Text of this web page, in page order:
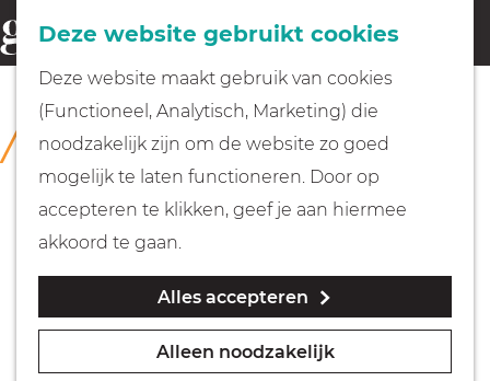
Deze website gebruikt cookies
Deze website maakt gebruik van cookies
(Functioneel, Analytisch, Marketing) die
noodzakelijk zijn om de website zo goed
mogelijk te laten functioneren. Door op
accepteren te klikken, geef je aan hiermee
akkoord te gaan.
Alles accepteren
Alleen noodzakelijk
G
a
Fietsen
Wandelen
Geocachen
Naar het museum
o
e
k
e
n
COLLECTIE
Collectie Hilversum